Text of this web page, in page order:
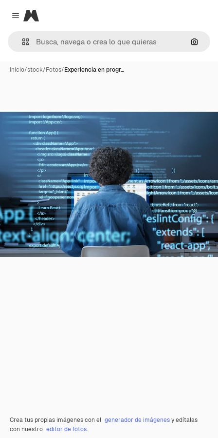
Close menu
Magnific
Inicio/stock/Fotos/Experiencia en progr…
Crea tus propias imágenes con el generador de imágenesy edítalas
con nuestro editor de fotos.